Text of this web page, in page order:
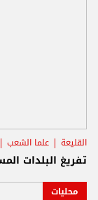
القليعة علما الشعب
تفريغ البلدات
محليات